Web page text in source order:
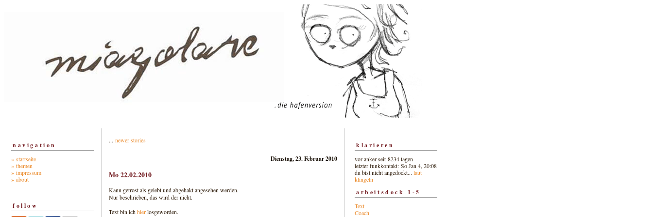
navigation
» startseite
» themen
» impressum
» about
follow
... newer stories
Dienstag, 23. Februar 2010
Mo 22.02.2010
Kann getrost als gelebt und abgehakt angesehen werden.
Nur beschrieben, das wird der nicht.
Text bin ichhierlosgeworden.
klarieren
vor anker seit 8234 tagen
letzter funkkontakt: So Jan 4, 20:08
du bist nicht angedockt... laut
klingeln
arbeitsdock 1-5
Text
Coach